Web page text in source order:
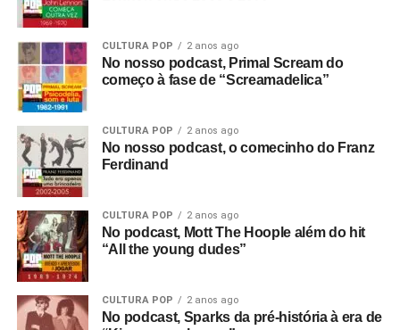
CULTURA POP 2 anos ago
No nosso podcast, Primal Scream do
começo à fase de “Screamadelica”
CULTURA POP 2 anos ago
No nosso podcast, o comecinho do Franz
Ferdinand
CULTURA POP 2 anos ago
No podcast, Mott The Hoople além do hit
“All the young dudes”
CULTURA POP 2 anos ago
No podcast, Sparks da pré-história à era de